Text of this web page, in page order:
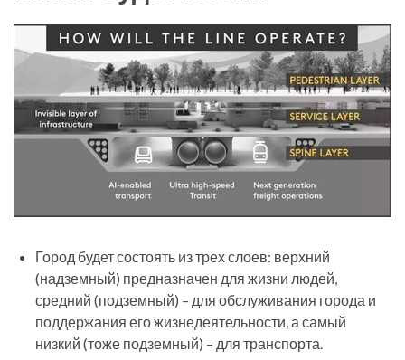
Город будет состоять из трех слоев: верхний
(надземный) предназначен для жизни людей,
средний (подземный) – для обслуживания города и
поддержания его жизнедеятельности, а самый
низкий (тоже подземный) – для транспорта.